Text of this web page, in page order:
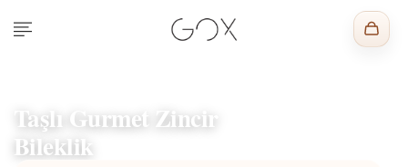
Taşlı Gurmet Zincir
Bileklik